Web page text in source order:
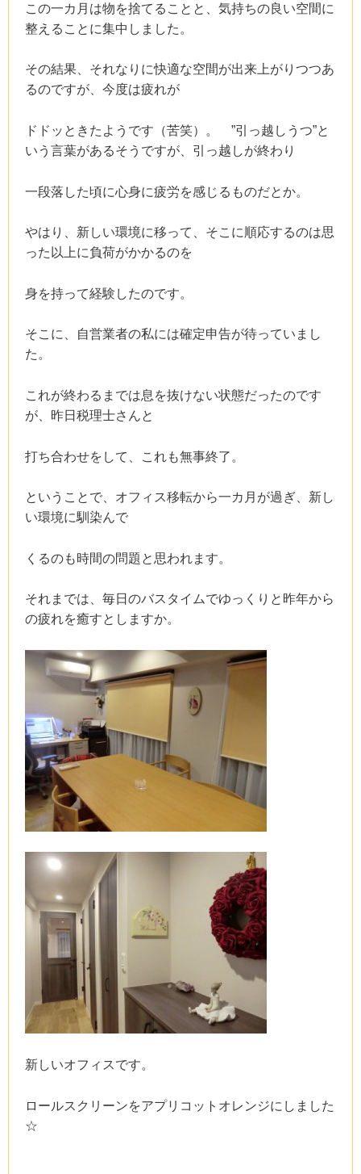
この一カ月は物を捨てることと、気持ちの良い空間に
整えることに集中しました。
その結果、それなりに快適な空間が出来上がりつつあ
るのですが、今度は疲れが
ドドッときたようです（苦笑）。 ”引っ越しうつ”と
いう言葉があるそうですが、引っ越しが終わり
一段落した頃に心身に疲労を感じるものだとか。
やはり、新しい環境に移って、そこに順応するのは思
った以上に負荷がかかるのを
身を持って経験したのです。
そこに、自営業者の私には確定申告が待っていまし
た。
これが終わるまでは息を抜けない状態だったのです
が、昨日税理士さんと
打ち合わせをして、これも無事終了。
ということで、オフィス移転から一カ月が過ぎ、新し
い環境に馴染んで
くるのも時間の問題と思われます。
それまでは、毎日のバスタイムでゆっくりと昨年から
の疲れを癒すとしますか。
新しいオフィスです。
ロールスクリーンをアプリコットオレンジにしました
☆